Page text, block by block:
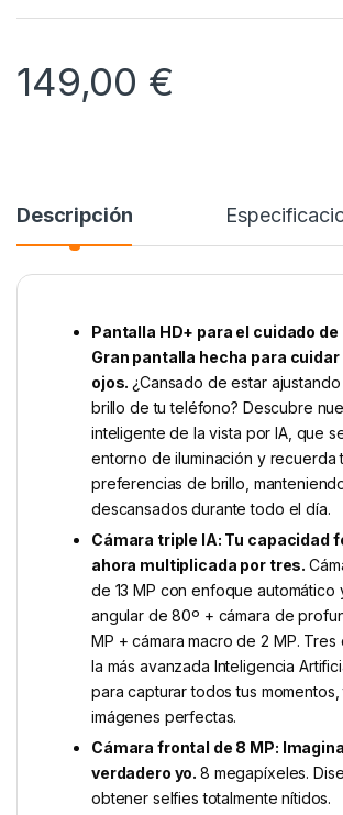
149,00 €
Descripción
Pantalla HD+ para el cuidado de
Gran pantalla hecha para cuidar
ojos. ¿Cansado de estar
brillo de tu teléfono? Descubre
inteligente de la vista por IA, que
entorno de iluminación y recuerda
preferencias de brillo,
descansados durante todo el día.
Cámara triple IA: Tu capacidad
ahora multiplicada por tres.
de 13 MP con enfoque automático
angular de 80º + cámara de
MP + cámara macro de 2 MP. Tres
la más avanzada Inteligencia
para capturar todos tus momentos,
imágenes perfectas.
Cámara frontal de 8 MP:
verdadero yo.8 megapíxeles.
obtener selfies totalmente nítidos.